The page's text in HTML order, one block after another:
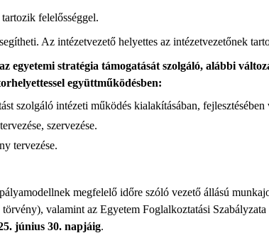
felelősséggel.
Az intézetvezető helyettes az intézetvezetőnek
egyetemi stratégia támogatását szolgáló, alábbi
együttműködésben:
szolgáló intézeti működés kialakításában,
szervezése.
tervezése.
megfelelő időre szóló vezető állású
valamint az Egyetem Foglalkoztatási Szabályzata
június 30. napjáig.